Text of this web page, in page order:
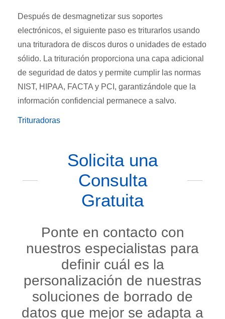
Después de desmagnetizar sus soportes
electrónicos, el siguiente paso es triturarlos usando
una trituradora de discos duros o unidades de estado
sólido. La trituración proporciona una capa adicional
de seguridad de datos y permite cumplir las normas
NIST, HIPAA, FACTA y PCI, garantizándole que la
información confidencial permanece a salvo.
Trituradoras
Solicita una
Consulta
Gratuita
Ponte en contacto con
nuestros especialistas para
definir cuál es la
personalización de nuestras
soluciones de borrado de
datos que mejor se adapta a